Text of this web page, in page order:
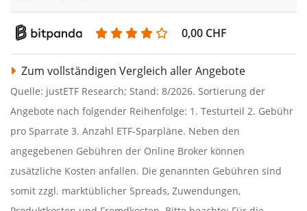
0,00 CHF
Zum vollständigen Vergleich aller Angebote
Quelle: justETF Research; Stand: 8/2026. Sortierung der
Angebote nach folgender Reihenfolge: 1. Testurteil 2. Gebühr
pro Sparrate 3. Anzahl ETF-Sparpläne. Neben den
angegebenen Gebühren der Online Broker können
zusätzliche Kosten anfallen. Die genannten Gebühren sind
somit zzgl. marktüblicher Spreads, Zuwendungen,